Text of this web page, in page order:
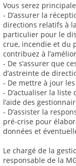
Vous serez
- D’assurer la
directions relatifs à
particulier pour le
crue, incendie et du
contribuez à
- De s’assurer que
d’astreinte de
- De mettre à jour
- D’actualiser la liste
l’aide des
- D’assister la
pré-crise pour
données et
Le chargé de la
responsable de la